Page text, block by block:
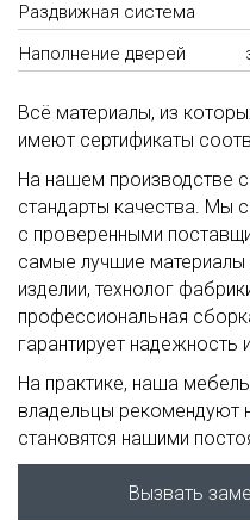
Раздвижная система
Наполнение дверей
Всё материалы, из
имеют сертификаты
На нашем производстве
стандарты качества. Мы
с проверенными
самые лучшие
изделии, технолог
профессиональная
гарантирует надежность
На практике, наша
владельцы рекомендуют
становятся нашими
Вызвать